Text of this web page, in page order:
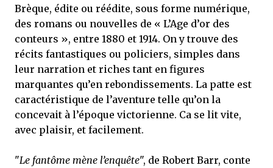
Brèque, édite ou réédite, sous forme numérique,
des romans ou nouvelles de « L’Age d’or des
conteurs », entre 1880 et 1914. On y trouve des
récits fantastiques ou policiers, simples dans
leur narration et riches tant en figures
marquantes qu’en rebondissements. La patte est
caractéristique de l’aventure telle qu’on la
concevait à l’époque victorienne. Ca se lit vite,
avec plaisir, et facilement.
"Le fantôme mène l’enquête", de Robert Barr, conte